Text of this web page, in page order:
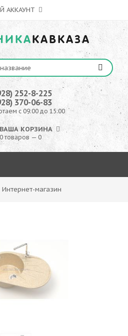
АККАУНТ
КАВКАЗА
252-8-225
370-06-83
с 09:00 до 15:00
ВАША КОРЗИНА
0 товаров — 0
Интернет-магазин